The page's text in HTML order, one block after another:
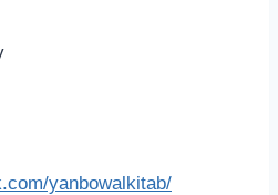
yanbowalkitab/